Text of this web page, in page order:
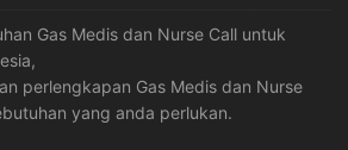
Gas Medis dan Nurse Call untuk
perlengkapan Gas Medis dan Nurse
yang anda perlukan.